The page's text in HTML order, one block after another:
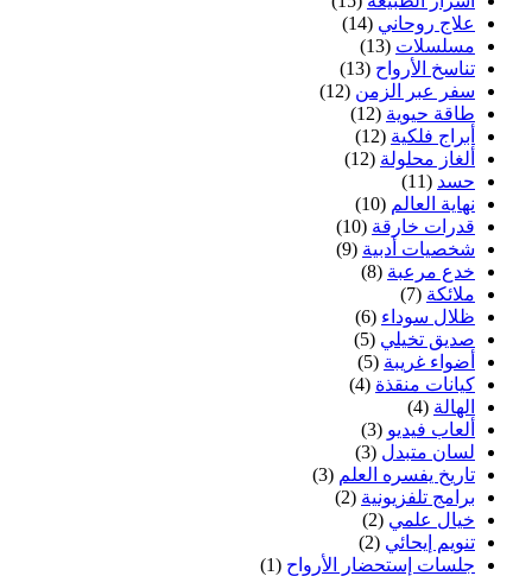
علاج روحاني (14)
مسلسلات (13)
تناسخ الأرواح (13)
سفر عبر الزمن (12)
طاقة حيوية (12)
أبراج فلكية (12)
ألغاز محلولة (12)
حسد (11)
نهاية العالم (10)
قدرات خارقة (10)
شخصيات أدبية (9)
خدع مرعبة (8)
ملائكة (7)
ظلال سوداء (6)
صديق تخيلي (5)
أضواء غريبة (5)
كيانات منقذة (4)
الهالة (4)
ألعاب فيديو (3)
لسان متبدل (3)
تاريخ يفسره العلم (3)
برامج تلفزيونية (2)
خيال علمي (2)
تنويم إيحائي (2)
جلسات إستحضار الأرواح (1)